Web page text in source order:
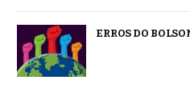
ERROS DO